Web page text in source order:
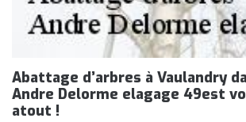
Abattage d’arbres à Vaulandry
Andre Delorme elagage 49est
atout !